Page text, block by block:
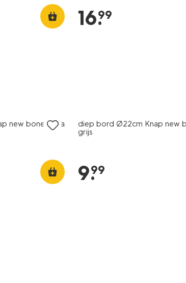
16.
99
new bone china
diep bord Ø22cm Knap new
grijs
9.
99